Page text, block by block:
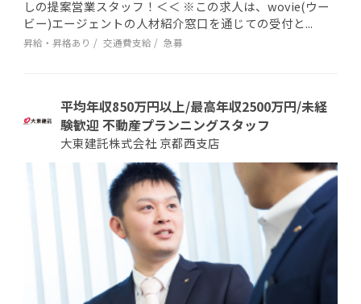
しの提案営業スタッフ！＜＜ ※この求人は、wovie(ウー
ビー)エージェントの人材紹介窓口を通じての受付と...
昇給・昇格あり 交通費支給 急募
平均年収850万円以上/最高年収2500万円/未経
験歓迎 不動産プランニングスタッフ
大東建託株式会社 京都西支店